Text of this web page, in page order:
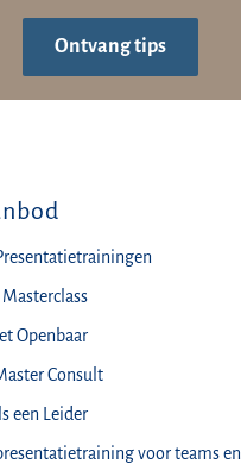
Ontvang tips
Openbaar
Consult
een Leider
voor teams en